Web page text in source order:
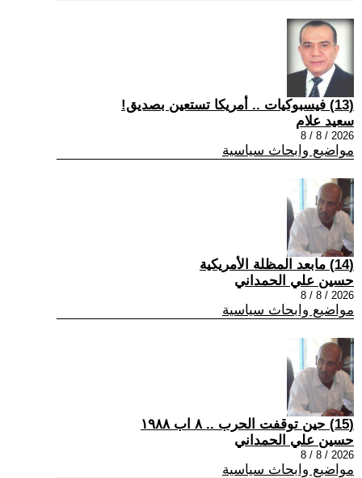
(13) فيسبوكيات .. أمريكا تستعين بصديق!
سعيد علام
2026 / 8 / 8
مواضيع وابحاث سياسية
(14) مابعد المظلة الأمريكية
حسين علي الحمداني
2026 / 8 / 8
مواضيع وابحاث سياسية
(15) حين توقفت الحرب .. ٨ اب ١٩٨٨
حسين علي الحمداني
2026 / 8 / 8
مواضيع وابحاث سياسية